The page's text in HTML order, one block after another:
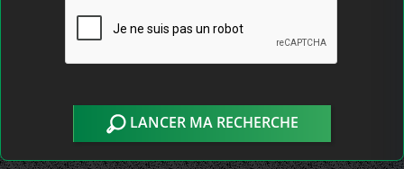
LANCER MA RECHERCHE